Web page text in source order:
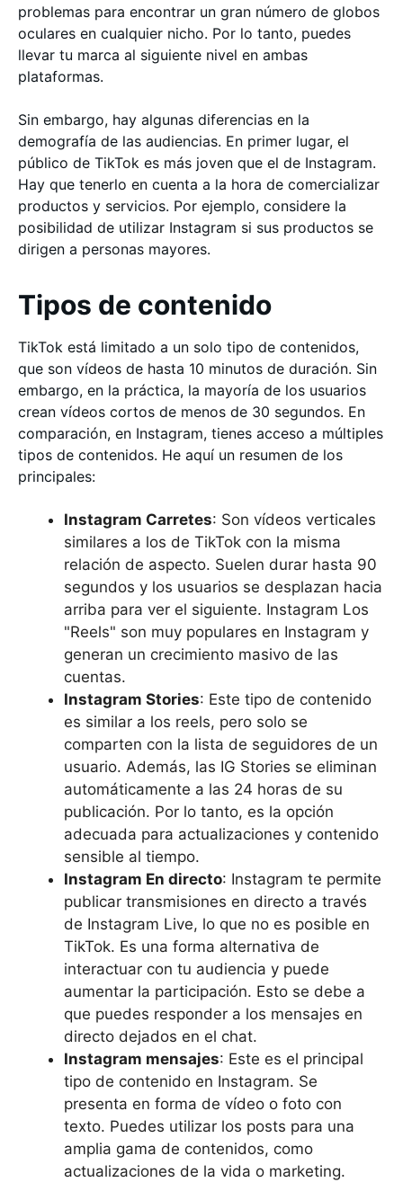
problemas para encontrar un gran número de globos
oculares en cualquier nicho. Por lo tanto, puedes
llevar tu marca al siguiente nivel en ambas
plataformas.
Sin embargo, hay algunas diferencias en la
demografía de las audiencias. En primer lugar, el
público de TikTok es más joven que el de Instagram.
Hay que tenerlo en cuenta a la hora de comercializar
productos y servicios. Por ejemplo, considere la
posibilidad de utilizar Instagram si sus productos se
dirigen a personas mayores.
Tipos de contenido
TikTok está limitado a un solo tipo de contenidos,
que son vídeos de hasta 10 minutos de duración. Sin
embargo, en la práctica, la mayoría de los usuarios
crean vídeos cortos de menos de 30 segundos. En
comparación, en Instagram, tienes acceso a múltiples
tipos de contenidos. He aquí un resumen de los
principales:
Instagram Carretes: Son vídeos verticales
similares a los de TikTok con la misma
relación de aspecto. Suelen durar hasta 90
segundos y los usuarios se desplazan hacia
arriba para ver el siguiente. Instagram Los
"Reels" son muy populares en Instagram y
generan un crecimiento masivo de las
cuentas.
Instagram Stories: Este tipo de contenido
es similar a los reels, pero solo se
comparten con la lista de seguidores de un
usuario. Además, las IG Stories se eliminan
automáticamente a las 24 horas de su
publicación. Por lo tanto, es la opción
adecuada para actualizaciones y contenido
sensible al tiempo.
Instagram En directo: Instagram te permite
publicar transmisiones en directo a través
de Instagram Live, lo que no es posible en
TikTok. Es una forma alternativa de
interactuar con tu audiencia y puede
aumentar la participación. Esto se debe a
que puedes responder a los mensajes en
directo dejados en el chat.
Instagram mensajes: Este es el principal
tipo de contenido en Instagram. Se
presenta en forma de vídeo o foto con
texto. Puedes utilizar los posts para una
amplia gama de contenidos, como
actualizaciones de la vida o marketing.